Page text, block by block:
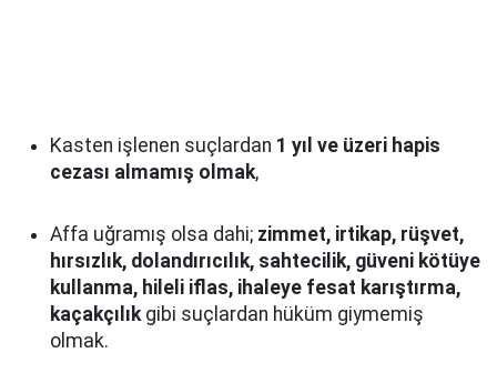
Kasten işlenen suçlardan 1 yıl ve üzeri hapis
cezası almamış olmak,
Affa uğramış olsa dahi; zimmet, irtikap, rüşvet,
hırsızlık, dolandırıcılık, sahtecilik, güveni kötüye
kullanma, hileli iflas, ihaleye fesat karıştırma,
kaçakçılıkgibi suçlardan hüküm giymemiş
olmak.